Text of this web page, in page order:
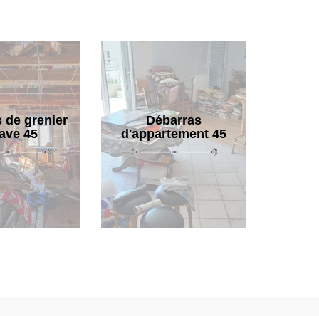
de grenier
45
Débarras
d'appartement 45